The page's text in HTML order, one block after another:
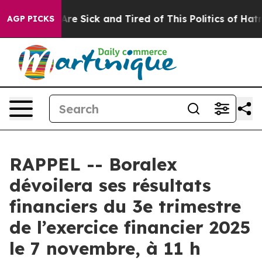
AGP PICKSAre Sick and Tired of This Politics of Hatred”
RAPPEL -- Boralex
dévoilera ses résultats
financiers du 3e trimestre
de l’exercice financier 2025
le 7 novembre, à 11 h